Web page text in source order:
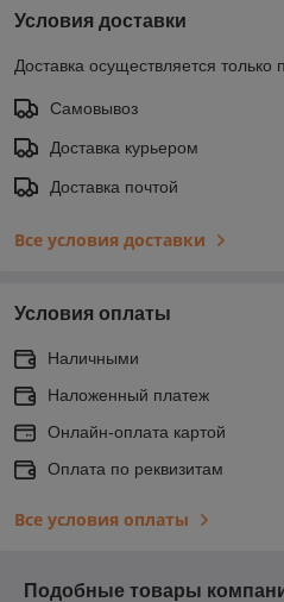
Условия доставки
Доставка осуществляется только
Самовывоз
Доставка курьером
Доставка почтой
Все условия доставки
Условия оплаты
Наличными
Наложенный платеж
Онлайн-оплата картой
Оплата по реквизитам
Все условия оплаты
Подобные товары